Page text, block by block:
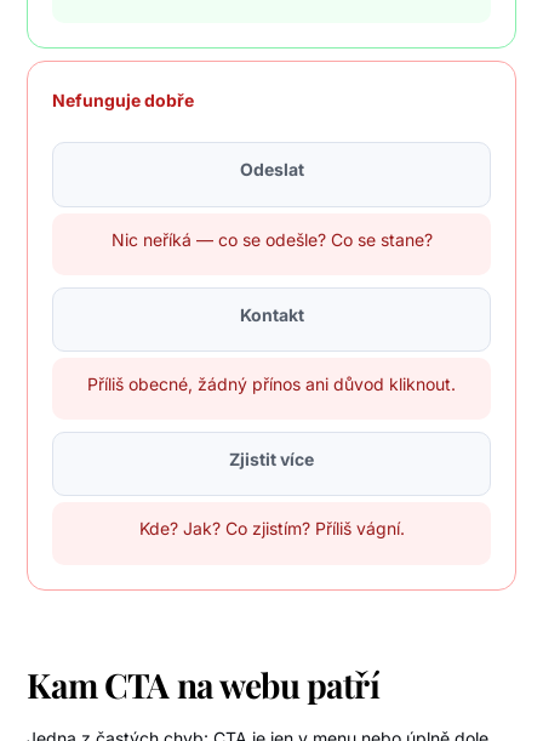
Nefunguje dobře
Odeslat
Nic neříká — co se odešle? Co se stane?
Kontakt
Příliš obecné, žádný přínos ani důvod kliknout.
Zjistit více
Kde? Jak? Co zjistím? Příliš vágní.
Kam CTA na webu patří